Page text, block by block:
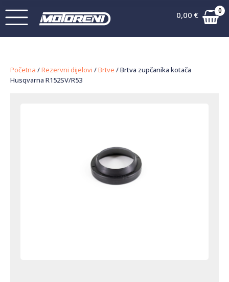
0,00 € 0
Početna /Rezervni dijelovi /Brtve / Brtva zupčanika kotača
Husqvarna R152SV/R53